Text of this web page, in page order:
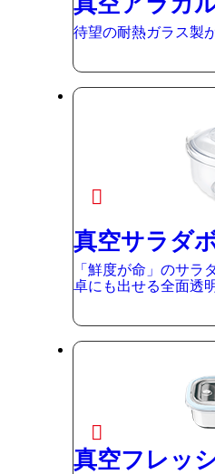
待望の耐熱ガラス製
真空サラダ
「鮮度が命」のサラ
卓にも出せる全面透
真空フレッ